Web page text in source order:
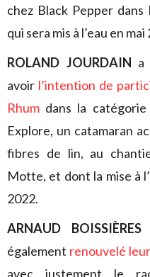
chez Black Pepper dans
qui sera mis à l’eau en mai
ROLAND JOURDAIN a
avoir l’intention de
Rhum dans la
Explore, un catamaran
fibres de lin, au
Motte, et dont la mise à
2022.
ARNAUD BOISSIÈRES
également renouvelé
avec justement le